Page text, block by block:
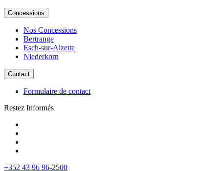
Concessions
Nos Concessions
Bertrange
Esch-sur-Alzette
Niederkorn
Contact
Formulaire de contact
Restez Informés
+352 43 96 96-2500